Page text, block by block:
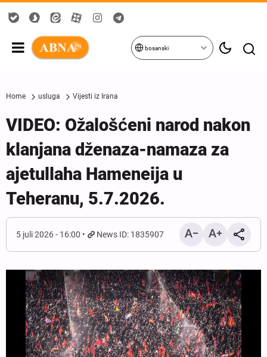
bosanski
Home usluga Vijesti iz Irana
VIDEO: Ožalošćeni narod nakon
klanjana dženaza-namaza za
ajetullaha Hameneija u
Teheranu, 5.7.2026.
5 juli 2026 - 16:00 News ID: 1835907